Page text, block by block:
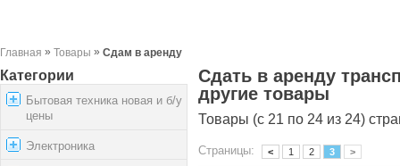
Главная » Товары » Сдам в аренду
Категории
Бытовая техника новая и б/у
цены
Электроника
Сдать в аренду
другие товары
Товары (с 21 по 24 из 24)
Страницы: < 1 2 3 >